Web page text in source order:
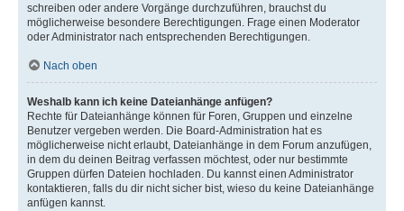
schreiben oder andere Vorgänge durchzuführen, brauchst du
möglicherweise besondere Berechtigungen. Frage einen Moderator
oder Administrator nach entsprechenden Berechtigungen.
Nach oben
Weshalb kann ich keine Dateianhänge anfügen?
Rechte für Dateianhänge können für Foren, Gruppen und einzelne
Benutzer vergeben werden. Die Board-Administration hat es
möglicherweise nicht erlaubt, Dateianhänge in dem Forum anzufügen,
in dem du deinen Beitrag verfassen möchtest, oder nur bestimmte
Gruppen dürfen Dateien hochladen. Du kannst einen Administrator
kontaktieren, falls du dir nicht sicher bist, wieso du keine Dateianhänge
anfügen kannst.